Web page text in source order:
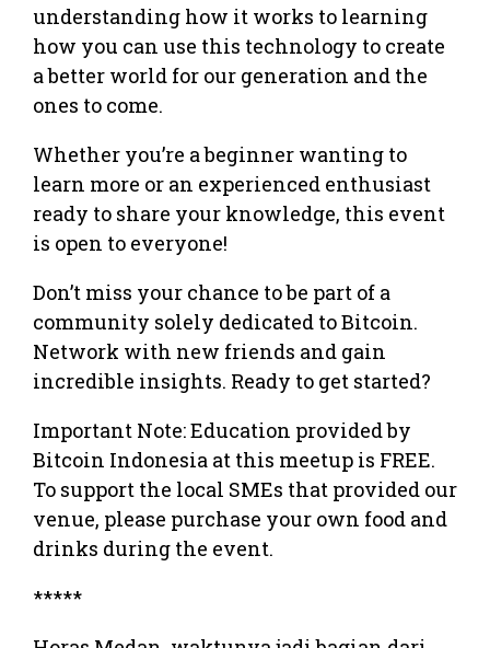
understanding how it works to learning
how you can use this technology to create
a better world for our generation and the
ones to come.
Whether you’re a beginner wanting to
learn more or an experienced enthusiast
ready to share your knowledge, this event
is open to everyone!
Don’t miss your chance to be part of a
community solely dedicated to Bitcoin.
Network with new friends and gain
incredible insights. Ready to get started?
Important Note: Education provided by
Bitcoin Indonesia at this meetup is FREE.
To support the local SMEs that provided our
venue, please purchase your own food and
drinks during the event.
*****